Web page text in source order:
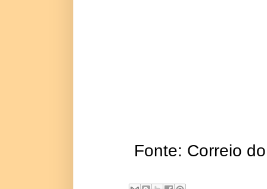
Fonte: Correio